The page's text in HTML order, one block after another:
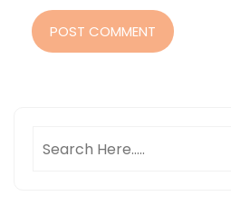
POST COMMENT